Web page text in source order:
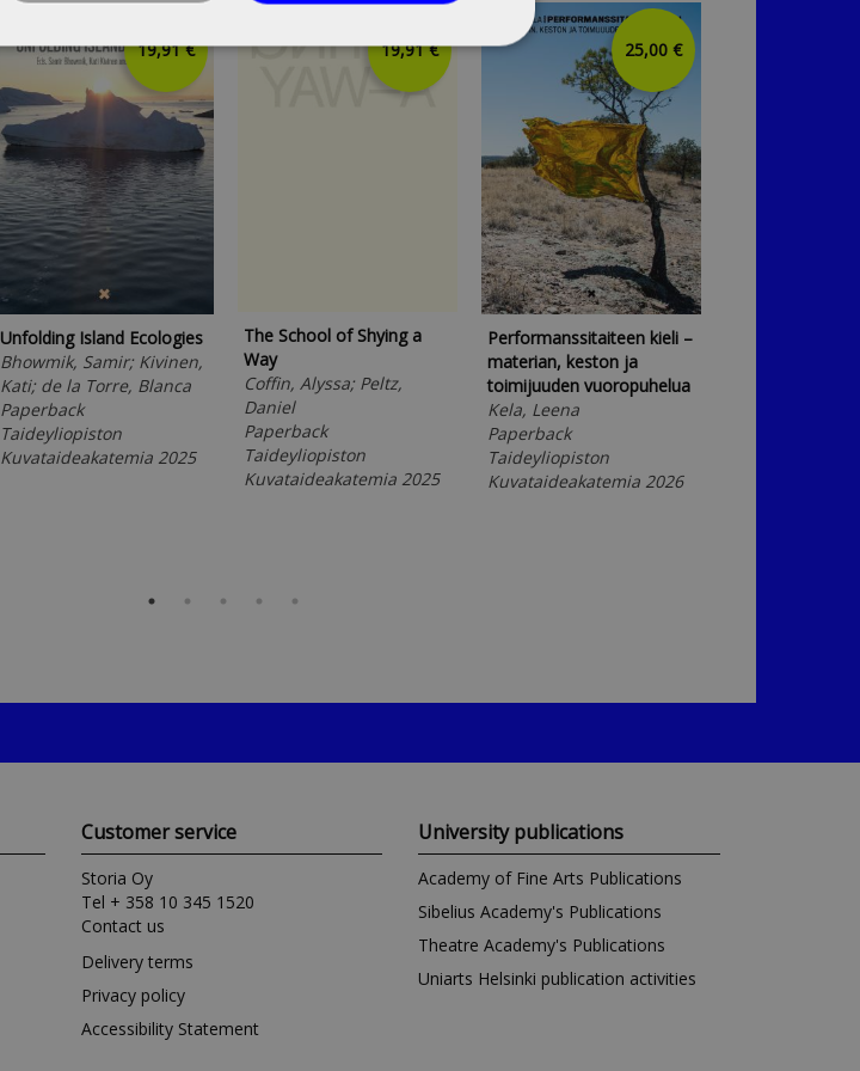
19,91 €
Unfolding Island Ecologies
Bhowmik, Samir; Kivinen,
Kati; de la Torre, Blanca
Paperback
Taideyliopiston
Kuvataideakatemia 2025
19,91 €
The School of Shying a
Way
Coffin, Alyssa; Peltz,
Daniel
Paperback
Taideyliopiston
Kuvataideakatemia 2025
25,00 €
Performanssitaiteen kieli –
materian, keston ja
toimijuuden vuoropuhelua
Kela, Leena
Paperback
Taideyliopiston
Kuvataideakatemia 2026
Customer service
Storia Oy
Tel + 358 10 345 1520
Contact us
Delivery terms
Privacy policy
Accessibility Statement
University publications
Academy of Fine Arts Publications
Sibelius Academy's Publications
Theatre Academy's Publications
Uniarts Helsinki publication activities